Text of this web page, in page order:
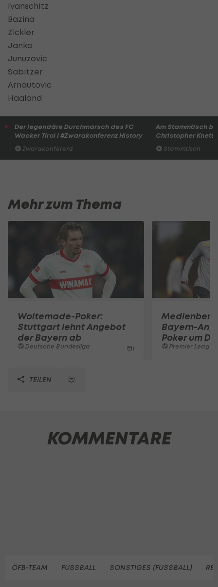
Ivanschitz
Bazina
Zickler
Janko
Junuzovic
Sabitzer
Arnautovic
Haaland
Der legendäre Durchmarsch des FC
Wacker Tirol I #Zwarakonferenz History
Zwarakonferenz
Am Stammtisch
Christopher Knett
Stammtisch
Mehr zum Thema
Woltemade-Poker:
Stuttgart lehnt Angebot
der Bayern ab
Deutsche Bundesliga 1
Bayern-
Poker um
Premier League
TEILEN
KOMMENTARE
ÖFB-TEAM FUSSBALL SONSTIGES (FUSSBALL)